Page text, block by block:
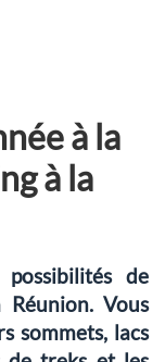
à la
à la
de
Vous
sommets, lacs